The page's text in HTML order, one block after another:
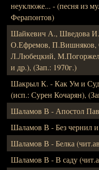
неуклюже... - (песня из
Ферапонтов)
Шайкевич А., Шведова И.
О.Ефремов, П.Вишняков,
Л.Любецкий,
и др.), (Зап.: 1970г.)
Шакрыл К. - Как Ум и
(исп.: Сурен Кочарян),
Шаламов В - Апостол
Шаламов В - Без чернил и
Шаламов В - Белка
Шаламов В - В саду